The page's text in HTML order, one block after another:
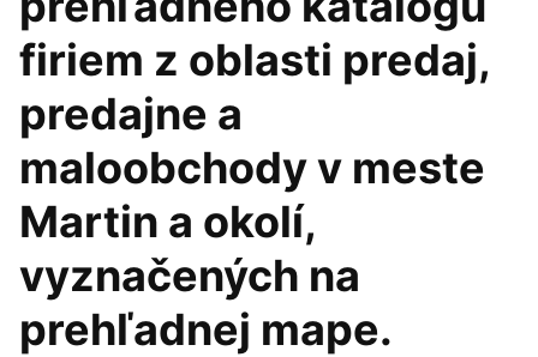
firiem z oblasti predaj,
predajne a
maloobchody v meste
Martin a okolí,
vyznačených na
prehľadnej mape.